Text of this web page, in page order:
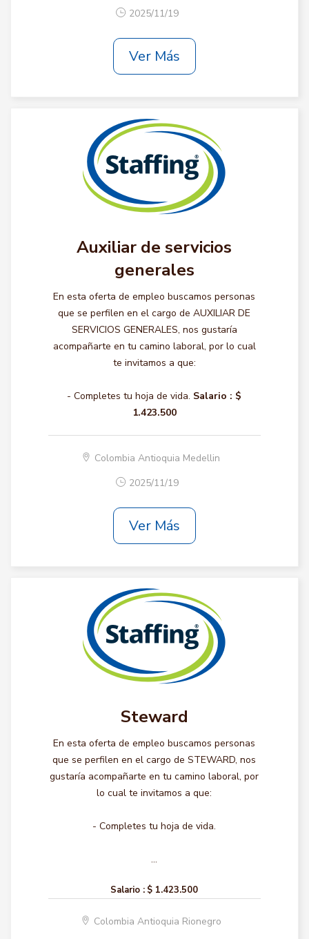
2025/11/19
Ver Más
Auxiliar de servicios
generales
En esta oferta de empleo buscamos personas
que se perfilen en el cargo de AUXILIAR DE
SERVICIOS GENERALES, nos gustaría
acompañarte en tu camino laboral, por lo cual
te invitamos a que:
- Completes tu hoja de vida. Salario : $
1.423.500
Colombia Antioquia Medellin
2025/11/19
Ver Más
Steward
En esta oferta de empleo buscamos personas
que se perfilen en el cargo de STEWARD, nos
gustaría acompañarte en tu camino laboral, por
lo cual te invitamos a que:
- Completes tu hoja de vida.
...
Salario : $ 1.423.500
Colombia Antioquia Rionegro